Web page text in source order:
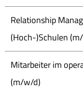
Relationship
(Hoch-)Schulen
Mitarbeiter im
(m/w/d)